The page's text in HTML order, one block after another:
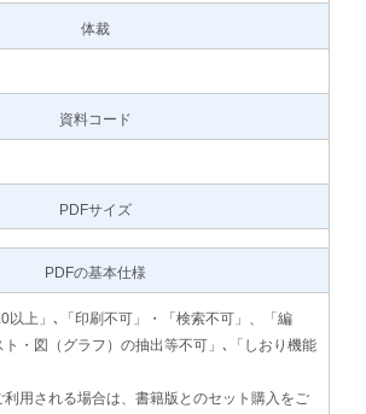
体裁
資料コード
PDFサイズ
PDFの基本仕様
以上」､「印刷不可」・「検索不可」、「編
・図（グラフ）の抽出等不可」､「しおり機能
用される場合は、書籍版とのセット購入をご